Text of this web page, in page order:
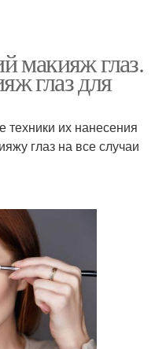
макияж глаз.
глаз для
их нанесения
глаз на все случаи